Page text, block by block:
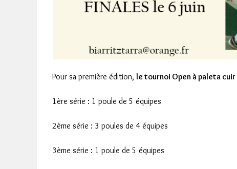
Pour sa première édition, le tournoi Open à paleta cuir
1ère série : 1 poule de 5 équipes
2ème série : 3 poules de 4 équipes
3ème série : 1 poule de 5 équipes